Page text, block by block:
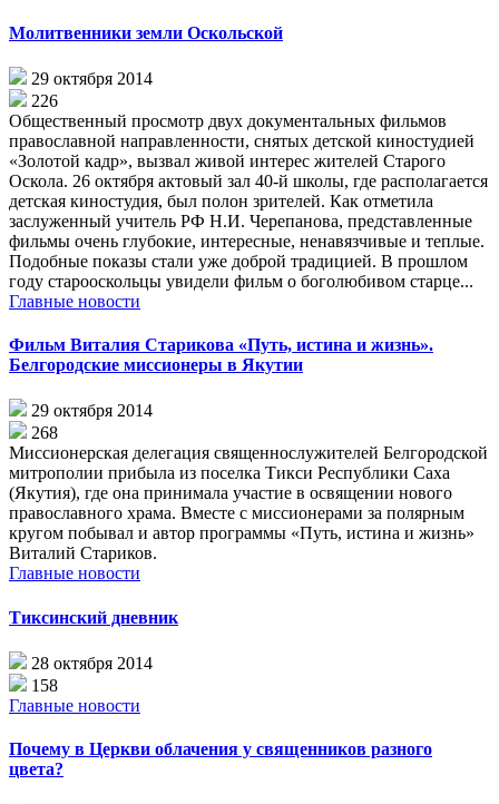
Молитвенники земли Оскольской
29 октября 2014
226
Общественный просмотр двух документальных фильмов
православной направленности, снятых детской киностудией
«Золотой кадр», вызвал живой интерес жителей Старого
Оскола. 26 октября актовый зал 40-й школы, где располагается
детская киностудия, был полон зрителей. Как отметила
заслуженный учитель РФ Н.И. Черепанова, представленные
фильмы очень глубокие, интересные, ненавязчивые и теплые.
Подобные показы стали уже доброй традицией. В прошлом
году старооскольцы увидели фильм о боголюбивом старце...
Главные новости
Фильм Виталия Старикова «Путь, истина и жизнь».
Белгородские миссионеры в Якутии
29 октября 2014
268
Миссионерская делегация священнослужителей Белгородской
митрополии прибыла из поселка Тикси Республики Саха
(Якутия), где она принимала участие в освящении нового
православного храма. Вместе с миссионерами за полярным
кругом побывал и автор программы «Путь, истина и жизнь»
Виталий Стариков.
Главные новости
Тиксинский дневник
28 октября 2014
158
Главные новости
Почему в Церкви облачения у священников разного
цвета?